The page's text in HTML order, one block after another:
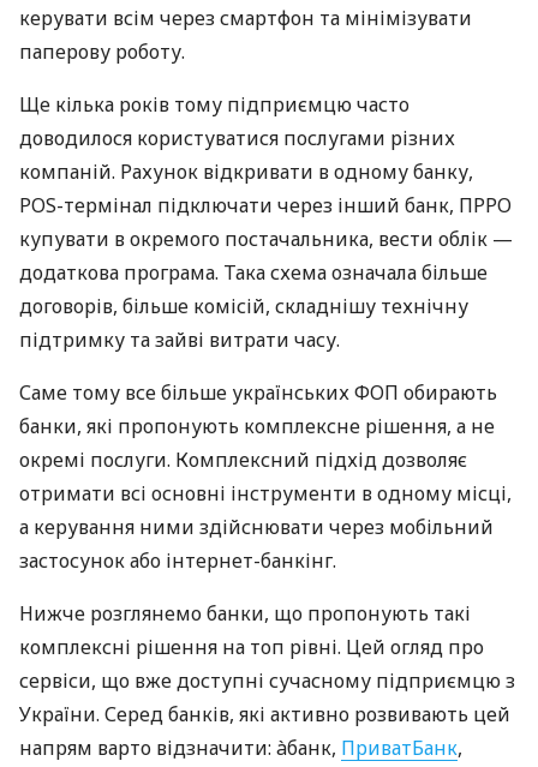
керувати всім через смартфон та мінімізувати
паперову роботу.
Ще кілька років тому підприємцю часто
доводилося користуватися послугами різних
компаній. Рахунок відкривати в одному банку,
POS-термінал підключати через інший банк, ПРРО
купувати в окремого постачальника, вести облік —
додаткова програма. Така схема означала більше
договорів, більше комісій, складнішу технічну
підтримку та зайві витрати часу.
Саме тому все більше українських ФОП обирають
банки, які пропонують комплексне рішення, а не
окремі послуги. Комплексний підхід дозволяє
отримати всі основні інструменти в одному місці,
а керування ними здійснювати через мобільний
застосунок або інтернет-банкінг.
Нижче розглянемо банки, що пропонують такі
комплексні рішення на топ рівні. Цей огляд про
сервіси, що вже доступні сучасному підприємцю з
України. Серед банків, які активно розвивають цей
напрям варто відзначити: àбанк, ПриватБанк,